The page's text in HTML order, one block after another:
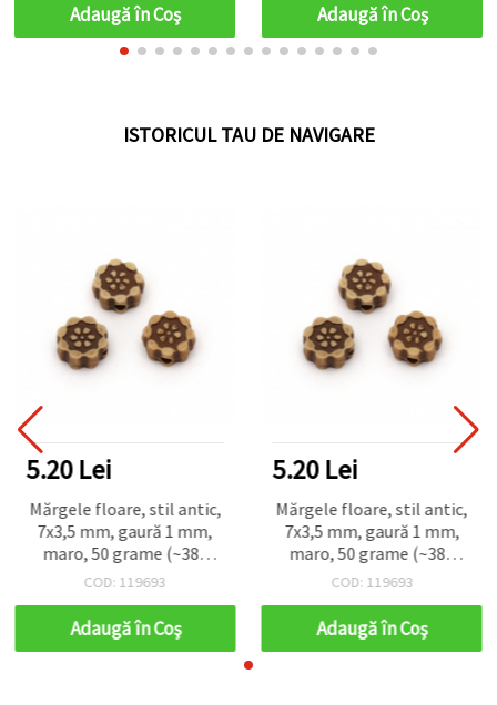
Adaugă în Coş Adaugă în Coş
ISTORICUL TAU DE NAVIGARE
5.20 Lei
Mărgele floare, stil antic,
7x3,5 mm, gaură 1 mm,
maro, 50 grame (~380
buc)
COD: 119693
Adaugă în Coş
5.20 Lei
Mărgele floare, stil antic,
7x3,5 mm, gaură 1 mm,
maro, 50 grame (~380
buc)
COD: 119693
Adaugă în Coş